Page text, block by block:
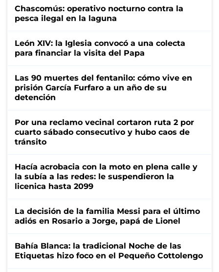
Chascomús: operativo nocturno contra la
pesca ilegal en la laguna
León XIV: la Iglesia convocó a una colecta
para financiar la visita del Papa
Las 90 muertes del fentanilo: cómo vive en
prisión García Furfaro a un año de su
detención
Por una reclamo vecinal cortaron ruta 2 por
cuarto sábado consecutivo y hubo caos de
tránsito
Hacía acrobacia con la moto en plena calle y
la subía a las redes: le suspendieron la
licenica hasta 2099
La decisión de la familia Messi para el último
adiós en Rosario a Jorge, papá de Lionel
Bahía Blanca: la tradicional Noche de las
Etiquetas hizo foco en el Pequeño Cottolengo